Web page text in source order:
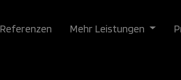
Referenzen Mehr Leistungen